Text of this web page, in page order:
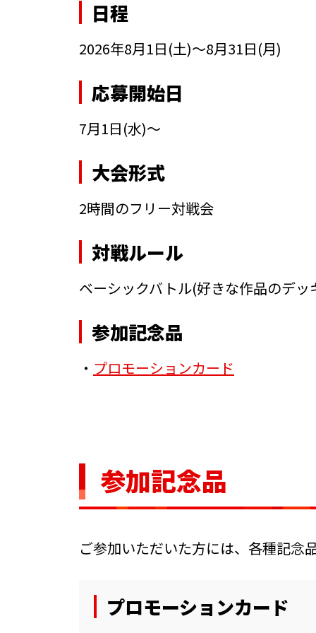
日程
2026年8月1日(土)～8月31日(月)
応募開始日
7月1日(水)～
大会形式
2時間のフリー対戦会
対戦ルール
ベーシックバトル(好きな作品のデ
参加記念品
・ プロモーションカード
参加記念品
ご参加いただいた方には、各種記念
プロモーションカード